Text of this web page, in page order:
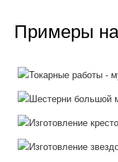
Примеры